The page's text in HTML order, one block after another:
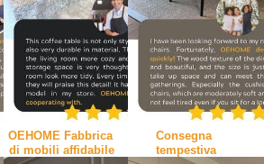
OEHOME Fabbrica
di mobili affidabile
Consegna
tempestiva